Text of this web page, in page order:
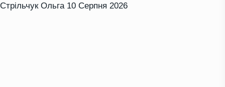
Стрільчук Ольга 10 Серпня 2026